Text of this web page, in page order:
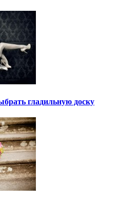
гладильную доску